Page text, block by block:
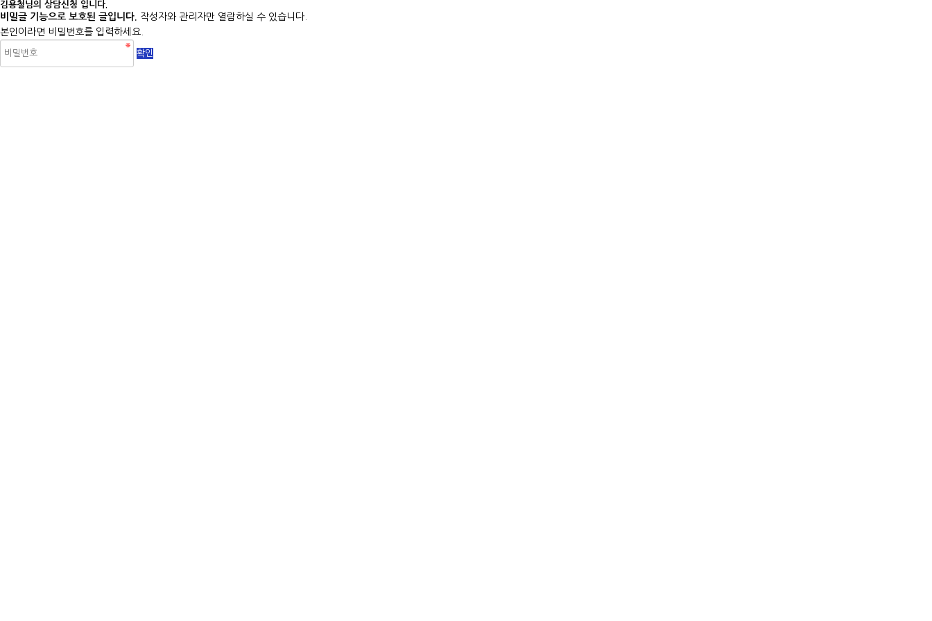
김용철님의 상담신청 입니다.
비밀글 기능으로 보호된 글입니다.
작성자와 관리자만 열람하실 수 있습니다.
본인이라면 비밀번호를 입력하세요.